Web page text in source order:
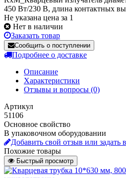
450 Вт/230 В, длина контактных
Не указана цена за 1
Нет в наличии
Заказать товар
Сообщить о поступлении
Подробнее о доставке
Описание
Характеристики
Отзывы и вопросы (0)
Артикул
51106
Основное свойство
В упаковочном оборудовании
Добавить свой отзыв или задать
Похожие товары
Быстрый просмотр